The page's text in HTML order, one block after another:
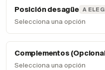
Posición desagüe A
Selecciona una opción
Complementos
Selecciona una opción